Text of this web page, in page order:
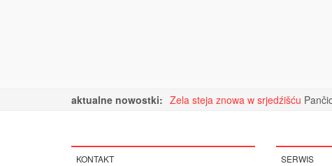
aktualne nowostki: Zela steja znowa w srjedźišću
KONTAKT SERWIS